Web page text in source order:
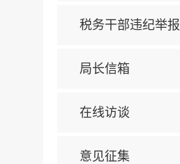
税务干部违纪举报
局长信箱
在线访谈
意见征集